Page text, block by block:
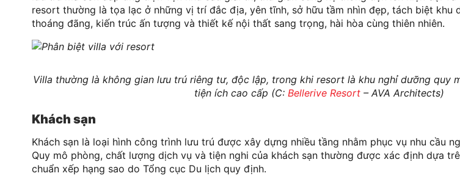
resort thường là tọa lạc ở những vị trí đắc địa, yên tĩnh, sở hữu tầm nhìn đẹp, tách biệt khu
thoáng đãng, kiến trúc ấn tượng và thiết kế nội thất sang trọng, hài hòa cùng thiên nhiên.
Villa thường là không gian lưu trú riêng tư, độc lập, trong khi resort là khu nghỉ dưỡng quy
tiện ích cao cấp (C: Bellerive Resort– AVA Architects)
Khách sạn
Khách sạn là loại hình công trình lưu trú được xây dựng nhiều tầng nhằm phục vụ nhu cầu
Quy mô phòng, chất lượng dịch vụ và tiện nghi của khách sạn thường được xác định dựa
chuẩn xếp hạng sao do Tổng cục Du lịch quy định.